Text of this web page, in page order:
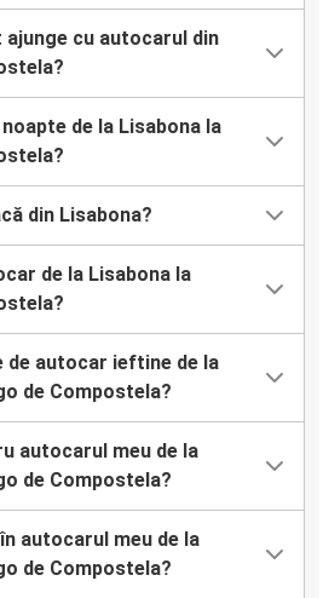
cu autocarul din
de la Lisabona la
din Lisabona?
de la Lisabona la
de autocar ieftine de la
de Compostela?
autocarul meu de la
de Compostela?
autocarul meu de la
de Compostela?